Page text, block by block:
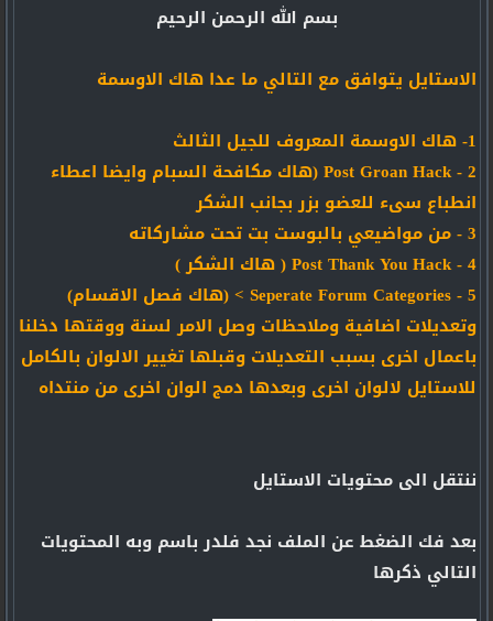
بسم الله الرحمن الرحيم
الاستايل يتوافق مع التالي ما عدا هاك الاوسمة
1- هاك الاوسمة المعروف للجيل الثالث
2 - Post Groan Hack (هاك مكافحة السبام وايضا اعطاء
انطباع سىء للعضو بزر بجانب الشكر
3 - من مواضيعي بالبوست بت تحت مشاركاته
4 - Post Thank You Hack ( هاك الشكر )
5 - Seperate Forum Categories > (هاك فصل الاقسام)
وتعديلات اضافية وملاحظات وصل الامر لسنة ووقتها دخلنا
باعمال اخرى بسبب التعديلات وقبلها تغيير الالوان بالكامل
للاستايل لالوان اخرى وبعدها دمج الوان اخرى من منتداه
ننتقل الى محتويات الاستايل
بعد فك الضغط عن الملف نجد فلدر باسم وبه المحتويات
التالي ذكرها